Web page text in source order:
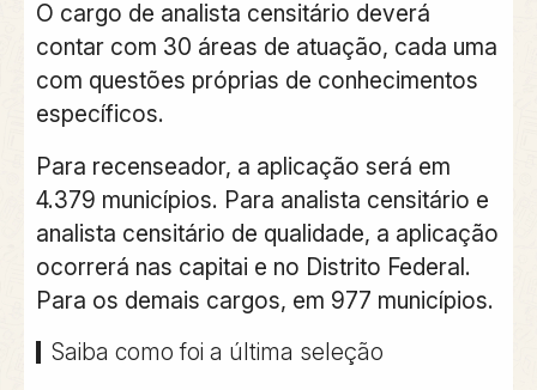
O cargo de analista censitário deverá
contar com 30 áreas de atuação, cada uma
com questões próprias de conhecimentos
específicos.
Para recenseador, a aplicação será em
4.379 municípios. Para analista censitário e
analista censitário de qualidade, a aplicação
ocorrerá nas capitai e no Distrito Federal.
Para os demais cargos, em 977 municípios.
Saiba como foi a última seleção